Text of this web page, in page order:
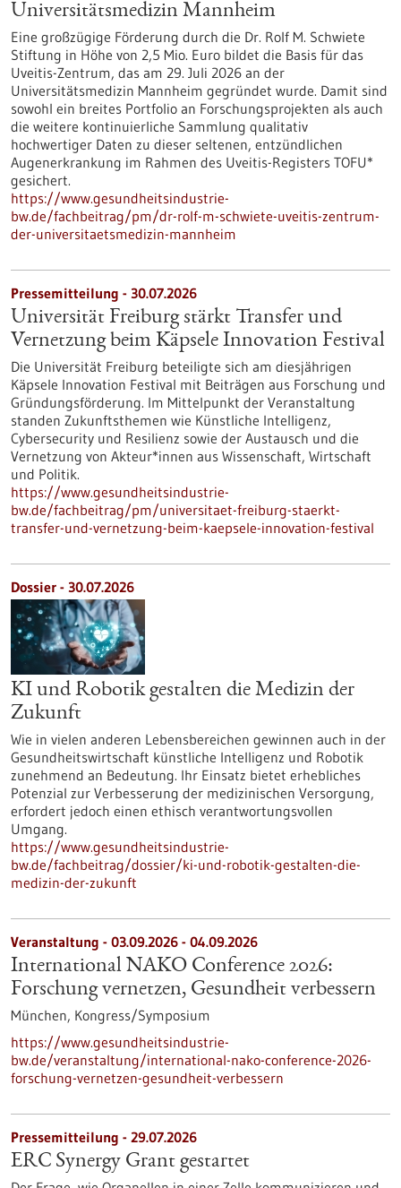
Universitätsmedizin Mannheim
Eine großzügige Förderung durch die Dr. Rolf M. Schwiete
Stiftung in Höhe von 2,5 Mio. Euro bildet die Basis für das
Uveitis-Zentrum, das am 29. Juli 2026 an der
Universitätsmedizin Mannheim gegründet wurde. Damit sind
sowohl ein breites Portfolio an Forschungsprojekten als auch
die weitere kontinuierliche Sammlung qualitativ
hochwertiger Daten zu dieser seltenen, entzündlichen
Augenerkrankung im Rahmen des Uveitis-Registers TOFU*
gesichert.
https://www.gesundheitsindustrie-
bw.de/fachbeitrag/pm/dr-rolf-m-schwiete-uveitis-zentrum-
der-universitaetsmedizin-mannheim
Pressemitteilung - 30.07.2026
Universität Freiburg stärkt Transfer und
Vernetzung beim Käpsele Innovation Festival
Die Universität Freiburg beteiligte sich am diesjährigen
Käpsele Innovation Festival mit Beiträgen aus Forschung und
Gründungsförderung. Im Mittelpunkt der Veranstaltung
standen Zukunftsthemen wie Künstliche Intelligenz,
Cybersecurity und Resilienz sowie der Austausch und die
Vernetzung von Akteur*innen aus Wissenschaft, Wirtschaft
und Politik.
https://www.gesundheitsindustrie-
bw.de/fachbeitrag/pm/universitaet-freiburg-staerkt-
transfer-und-vernetzung-beim-kaepsele-innovation-festival
Dossier - 30.07.2026
KI und Robotik gestalten die Medizin der
Zukunft
Wie in vielen anderen Lebensbereichen gewinnen auch in der
Gesundheitswirtschaft künstliche Intelligenz und Robotik
zunehmend an Bedeutung. Ihr Einsatz bietet erhebliches
Potenzial zur Verbesserung der medizinischen Versorgung,
erfordert jedoch einen ethisch verantwortungsvollen
Umgang.
https://www.gesundheitsindustrie-
bw.de/fachbeitrag/dossier/ki-und-robotik-gestalten-die-
medizin-der-zukunft
Veranstaltung - 03.09.2026 - 04.09.2026
International NAKO Conference 2026:
Forschung vernetzen, Gesundheit verbessern
München, Kongress/Symposium
https://www.gesundheitsindustrie-
bw.de/veranstaltung/international-nako-conference-2026-
forschung-vernetzen-gesundheit-verbessern
Pressemitteilung - 29.07.2026
ERC Synergy Grant gestartet